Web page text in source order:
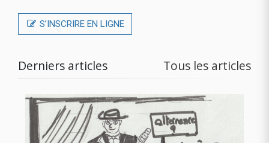
S’INSCRIRE EN LIGNE
Derniers articles Tous les articles